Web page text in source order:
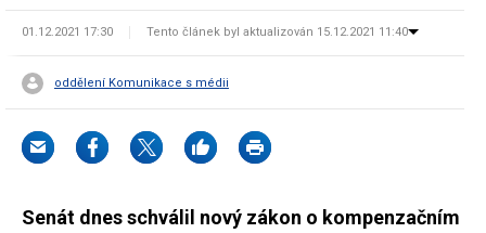
01.12.2021 17:30 Tento článek byl aktualizován 15.12.2021 11:40
oddělení Komunikace s médii
Senát dnes schválil nový zákon o kompenzačním